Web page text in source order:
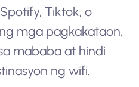
Tiktok, o
mga pagkakataon,
mababa at hindi
ng wifi.